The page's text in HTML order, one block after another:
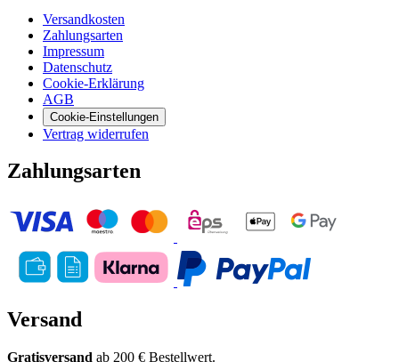
Versandkosten
Zahlungsarten
Impressum
Datenschutz
Cookie-Erklärung
AGB
Cookie-Einstellungen
Vertrag widerrufen
Zahlungsarten
Versand
Gratisversand ab 200 € Bestellwert.